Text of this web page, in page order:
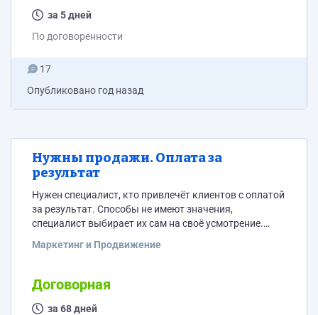
за 5 дней
По договоренности
17
Опубликовано год назад
Нужны продажи. Оплата за
результат
Нужен специалист, кто привлечёт клиентов с оплатой
за результат. Способы не имеют значения,
специалист выбирает их сам на своё усмотрение.
(онлайн турагентство) 2. Строительство коттеджей на
предложений
Маркетинг и Продвижение
Договорная
за 68 дней